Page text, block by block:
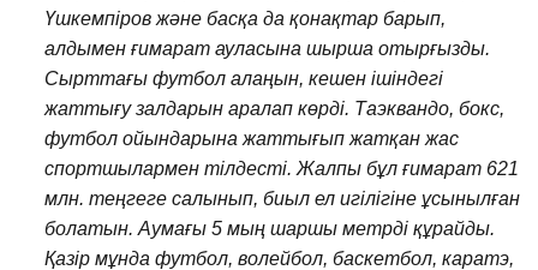
Үшкемпіров және басқа да қонақтар барып,
алдымен ғимарат ауласына шырша отырғызды.
Сырттағы футбол алаңын, кешен ішіндегі
жаттығу залдарын аралап көрді. Таэквандо, бокс,
футбол ойындарына жаттығып жатқан жас
спортшылармен тілдесті. Жалпы бұл ғимарат 621
млн. теңгеге салынып, биыл ел игілігіне ұсынылған
болатын. Аумағы 5 мың шаршы метрді құрайды.
Қазір мұнда футбол, волейбол, баскетбол, каратэ,